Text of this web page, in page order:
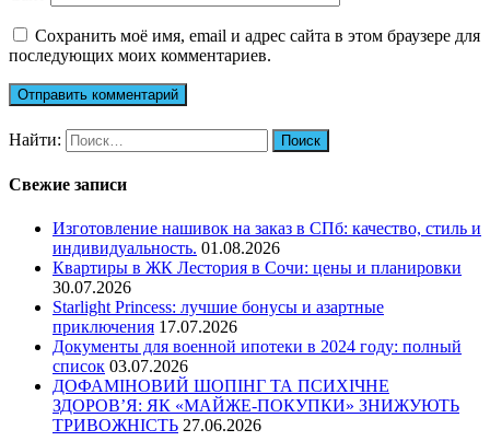
Сохранить моё имя, email и адрес сайта в этом браузере для
последующих моих комментариев.
Найти:
Свежие записи
Изготовление нашивок на заказ в СПб: качество, стиль и
индивидуальность. 01.08.2026
Квартиры в ЖК Лестория в Сочи: цены и планировки
30.07.2026
Starlight Princess: лучшие бонусы и азартные
приключения 17.07.2026
Документы для военной ипотеки в 2024 году: полный
список 03.07.2026
ДОФАМІНОВИЙ ШОПІНГ ТА ПСИХІЧНЕ
ЗДОРОВ’Я: ЯК «МАЙЖЕ-ПОКУПКИ» ЗНИЖУЮТЬ
ТРИВОЖНІСТЬ 27.06.2026